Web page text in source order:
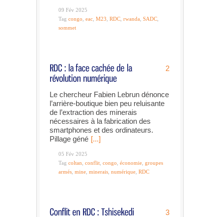
09 Fév 2025
Tag congo eac M23 RDC rwanda SADC
sommet
2
Le chercheur Fabien Lebrun dénonce
l’arrière-boutique bien peu reluisante
de l’extraction des minerais
nécessaires à la fabrication des
smartphones et des ordinateurs.
Pillage géné [...]
05 Fév 2025
Tag coltan conflit congo économie groupes
armés mine minerais numérique RDC
3